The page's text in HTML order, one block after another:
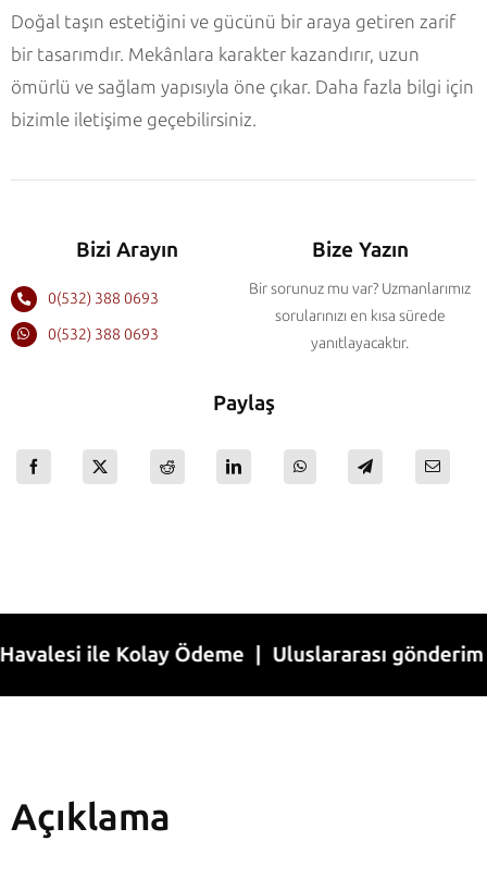
Doğal taşın estetiğini ve gücünü bir araya getiren zarif
bir tasarımdır. Mekânlara karakter kazandırır, uzun
ömürlü ve sağlam yapısıyla öne çıkar. Daha fazla bilgi için
bizimle iletişime geçebilirsiniz.
Bizi Arayın
0(532) 388 0693
0(532) 388 0693
Bize Yazın
Bir sorunuz mu var? Uzmanlarımız
sorularınızı en kısa sürede
yanıtlayacaktır.
Paylaş
ile Kolay Ödeme | Uluslararası gönderim |
Açıklama